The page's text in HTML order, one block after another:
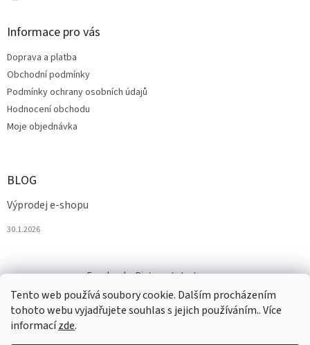
Tento web používá soubory cookie. Dalším procházením
tohoto webu vyjadřujete souhlas s jejich používáním.. Více
informacízde.
Informace pro vás
Doprava a platba
Obchodní podmínky
Podmínky ochrany osobních údajů
Hodnocení obchodu
Moje objednávka
BLOG
Výprodej e-shopu
30.1.2026
Facebook Pinterest Instagram